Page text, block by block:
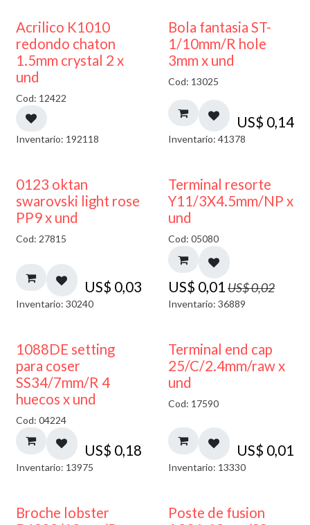
50% DESCUENTO
Acrilico K1010
redondo chaton
1.5mm crystal 2 x
und
Cod: 12422
Inventario: 192118
Bola fantasia ST-
1/10mm/R hole
3mm x und
Cod: 13025
US$ 0,14
Inventario: 41378
0123 oktan
swarovski light rose
PP9 x und
Cod: 27815
US$ 0,03
Inventario: 30240
50% DESCUENTO
Terminal resorte
Y11/3X4.5mm/NP x
und
Cod: 05080
US$ 0,01 US$0,02
Inventario: 36889
1088DE setting
para coser
SS34/7mm/R 4
huecos x und
Cod: 04224
US$ 0,18
Inventario: 13975
Terminal end cap
25/C/2.4mm/raw x
und
Cod: 17590
US$ 0,01
Inventario: 13330
Broche lobster
Poste de fusion